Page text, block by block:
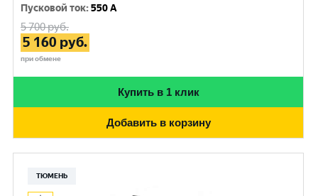
Пусковой ток:550 A
5 700руб.
5 160 руб.
при обмене
Купить в 1 клик
Добавить в корзину
ТЮМЕНЬ